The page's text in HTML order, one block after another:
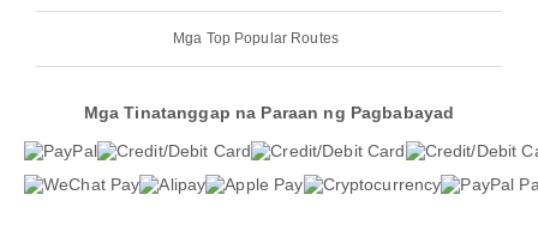
Mga Top Popular Routes
Mga Tinatanggap na Paraan ng Pagbabayad